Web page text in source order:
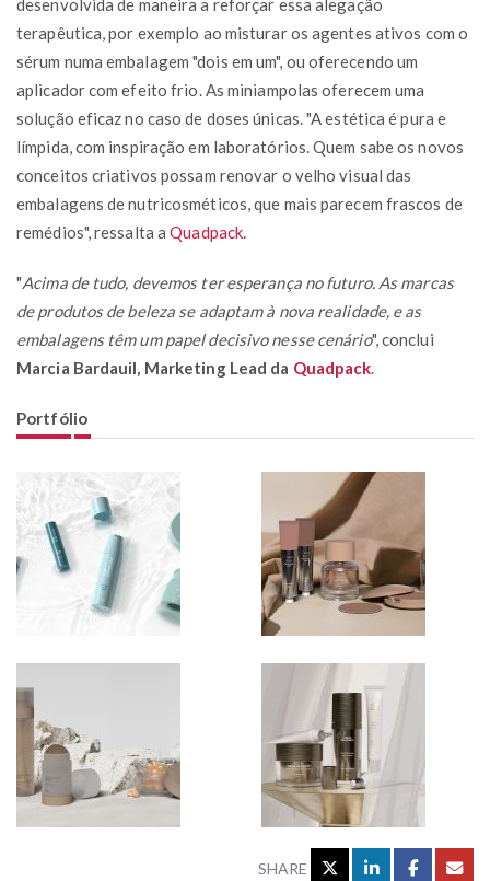
terapêutica, por exemplo ao misturar os agentes ativos com o
sérum numa embalagem "dois em um", ou oferecendo um
aplicador com efeito frio. As miniampolas oferecem uma
solução eficaz no caso de doses únicas. "A estética é pura e
límpida, com inspiração em laboratórios. Quem sabe os novos
conceitos criativos possam renovar o velho visual das
embalagens de nutricosméticos, que mais parecem frascos de
remédios", ressalta aQuadpack
"Acima de tudo, devemos ter esperança no futuro. As marcas
de produtos de beleza se adaptam à nova realidade, e as
embalagens têm um papel decisivo nesse cenário", conclui
Marcia Bardauil, Marketing Lead da Quadpack
Portfólio
SHARE